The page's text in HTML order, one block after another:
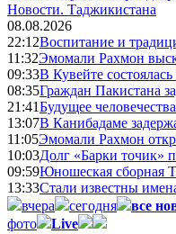
Новости. Таджикистана
08.08.2026
22:12Воспитание и
11:32Эмомали Рахмон
09:33В Кувейте
08:35Граждан Пакистана
21:41Будущее
13:07В Канибадаме
11:05Эмомали Рахмон
10:03Долг «Барки точик»
09:59Юношеская сборная
13:33Стали известны
вчера
сегодня
все
фото
Live